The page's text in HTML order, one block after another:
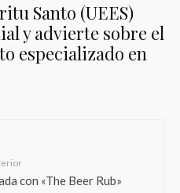
Santo (UEES)
y advierte sobre el
especializado en
con «The Beer Rub»